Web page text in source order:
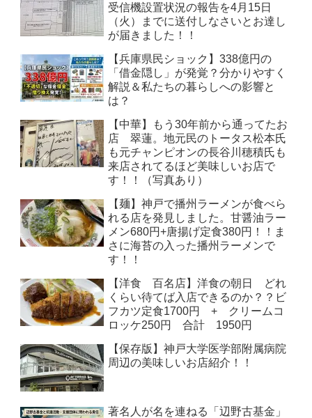
受信機設置状況の報告を4月15日
（火）までに送付しなさいとお達し
が届きました！！
【兵庫県民ショック】338億円の
「借金隠し」が発覚？分かりやすく
解説＆私たちの暮らしへの影響と
は？
【中華】もう30年前から通ってたお
店 翠蓮。地元民のトータス松本氏
も元チャンピオンの長谷川穂積氏も
来店されてるほど美味しいお店で
す！！（写真あり）
【麺】神戸で播州ラーメンが食べら
れる店を発見しました。甘醤油ラー
メン680円+唐揚げ定食380円！！ま
さに海苔の入った播州ラーメンで
す！！
【洋食 百名店】洋食の朝日 どれ
くらい待てば入店できるのか？？ビ
フカツ定食1700円 + クリームコ
ロッケ250円 合計 1950円
【保存版】神戸大学医学部附属病院
周辺の美味しいお店紹介！！
著名人が名を連ねる「辺野古基金」